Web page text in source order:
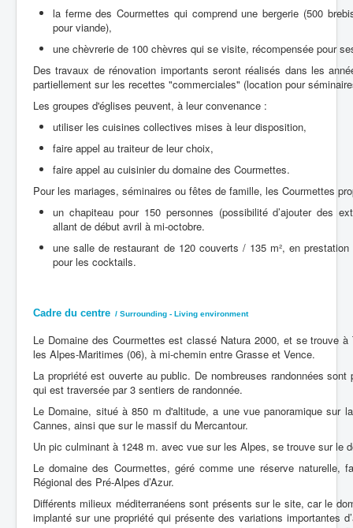
la ferme des Courmettes qui comprend une bergerie (500
pour viande),
une chèvrerie de 100 chèvres qui se visite, récompensée pour
Des travaux de rénovation importants seront réalisés dans les
partiellement sur les recettes "commerciales" (location pour
Les groupes d'églises peuvent, à leur convenance :
utiliser les cuisines collectives mises à leur disposition,
faire appel au traiteur de leur choix,
faire appel au cuisinier du domaine des Courmettes.
Pour les mariages, séminaires ou fêtes de famille, les Courmettes
un chapiteau pour 150 personnes (possibilité d’ajouter des
allant de début avril à mi-octobre.
une salle de restaurant de 120 couverts / 135 m², en
pour les cocktails.
Cadre du centre / Surrounding - Living environment
Le Domaine des Courmettes est classé Natura 2000, et se trouve à
les Alpes-Maritimes (06), à mi-chemin entre Grasse et Vence.
La propriété est ouverte au public. De nombreuses randonnées
qui est traversée par 3 sentiers de randonnée.
Le Domaine, situé à 850 m d'altitude, a une vue panoramique sur
Cannes, ainsi que sur le massif du Mercantour.
Un pic culminant à 1248 m. avec vue sur les Alpes, se trouve sur le
Le domaine des Courmettes, géré comme une réserve naturelle,
Régional des Pré-Alpes d’Azur.
Différents milieux méditerranéens sont présents sur le site, car le
implanté sur une propriété qui présente des variations importantes